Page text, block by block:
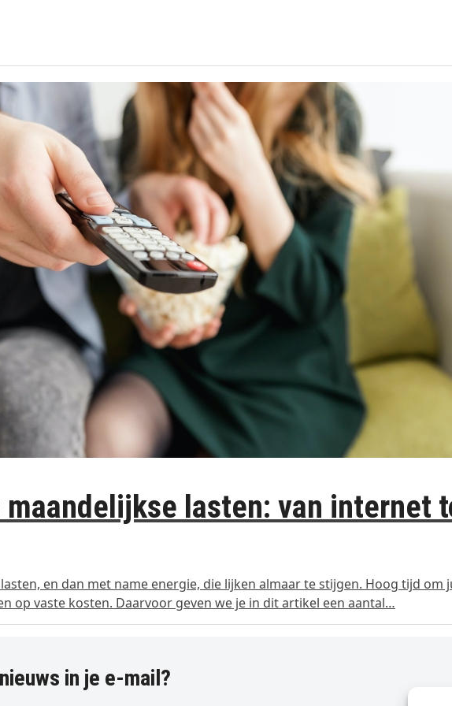
maandelijkse lasten: van internet
en dan met name energie, die lijken almaar te stijgen. Hoog tijd om
op vaste kosten. Daarvoor geven we je in dit artikel een aantal…
in je e-mail?